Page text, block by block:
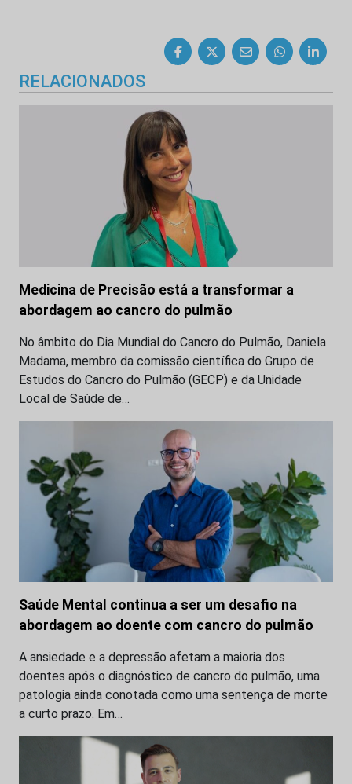
RELACIONADOS
Medicina de Precisão está a transformar a
abordagem ao cancro do pulmão
No âmbito do Dia Mundial do Cancro do Pulmão, Daniela
Madama, membro da comissão científica do Grupo de
Estudos do Cancro do Pulmão (GECP) e da Unidade
Local de Saúde de…
Saúde Mental continua a ser um desafio na
abordagem ao doente com cancro do pulmão
A ansiedade e a depressão afetam a maioria dos
doentes após o diagnóstico de cancro do pulmão, uma
patologia ainda conotada como uma sentença de morte
a curto prazo. Em…